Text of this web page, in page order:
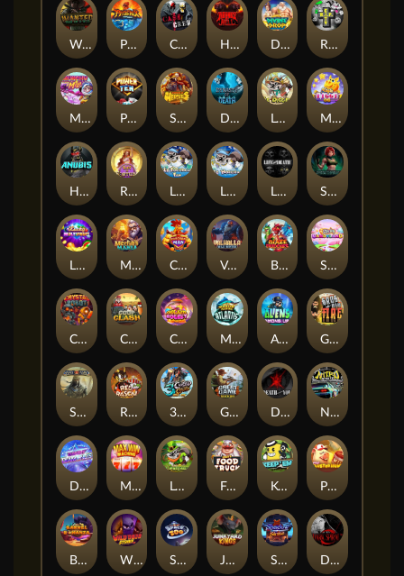
Wanted Dead or a Wild Phoenix Cash Crew Hounds Of Hell Divine Drop RIP City
Munchy Milo Power of 10 Strength Of Hercules Dynasty of Death Le Digger Magic Piggy OG
Hand of Anubis Rise of Fortuna LE FOOTBALL FAN LE HOOLIGAN Life and Death Shadow Treasure
Lucky Multifruit Merlin's Mania Chicken Man Valhalla: Wild Winter Blaze Buddies Sticky Candyland
Crystal Robot Coop Clash Chocolate Rocket Marlin Masters Atlantis Aliens Among Us Grug Make Fire
Sand and Ashes Red Rascal™ 3 Cursed Chests™ Great Game Rockies Death Becomes You Nitro Nights
Dandy Diamonds Max Win Machine Le Prechaun Fred's Food Truck Keep 'em Piggy Cluster Hunt
Barrel Bonanza Wild Dojo Strike Space Zoo Junkyard Kings Shadow Strike Dark Spiral